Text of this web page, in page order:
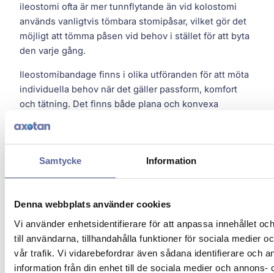
Samtycke Information
Denna webbplats använder cookies
Vi använder enhetsidentifierare för att anpassa innehållet
till användarna, tillhandahålla funktioner för sociala medier
vår trafik. Vi vidarebefordrar även sådana identifierare och
information från din enhet till de sociala medier och annons-
ileostomi ofta är mer tunnflytande än vid kolostomi
används vanligtvis tömbara stomipåsar, vilket gör det
möjligt att tömma påsen vid behov i stället för att byta
den varje gång.
Ileostomibandage finns i olika utföranden för att möta
individuella behov när det gäller passform, komfort
och tätning. Det finns både plana och konvexa
som är utformade för att ge en stabil passform och
skydda huden runt stomin.
Att välja rätt
ileostomibandage
Valet av ileostomibandage påverkas av flera faktorer,
såsom stomins form, hudens förutsättningar och hur
mycket stöd som behövs för att uppnå en god tätning.